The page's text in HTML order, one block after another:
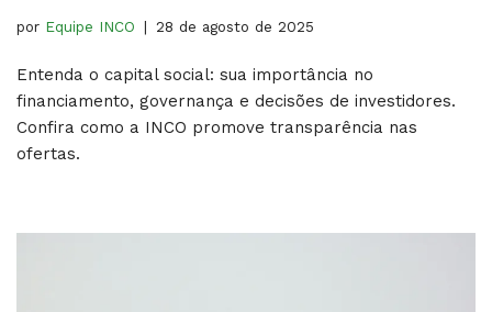
por Equipe INCO 28 de agosto de 2025
Entenda o capital social: sua importância no
financiamento, governança e decisões de investidores.
Confira como a INCO promove transparência nas
ofertas.